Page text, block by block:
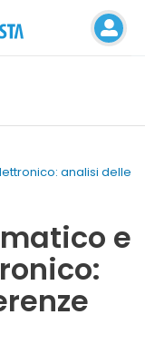
analisi delle
e